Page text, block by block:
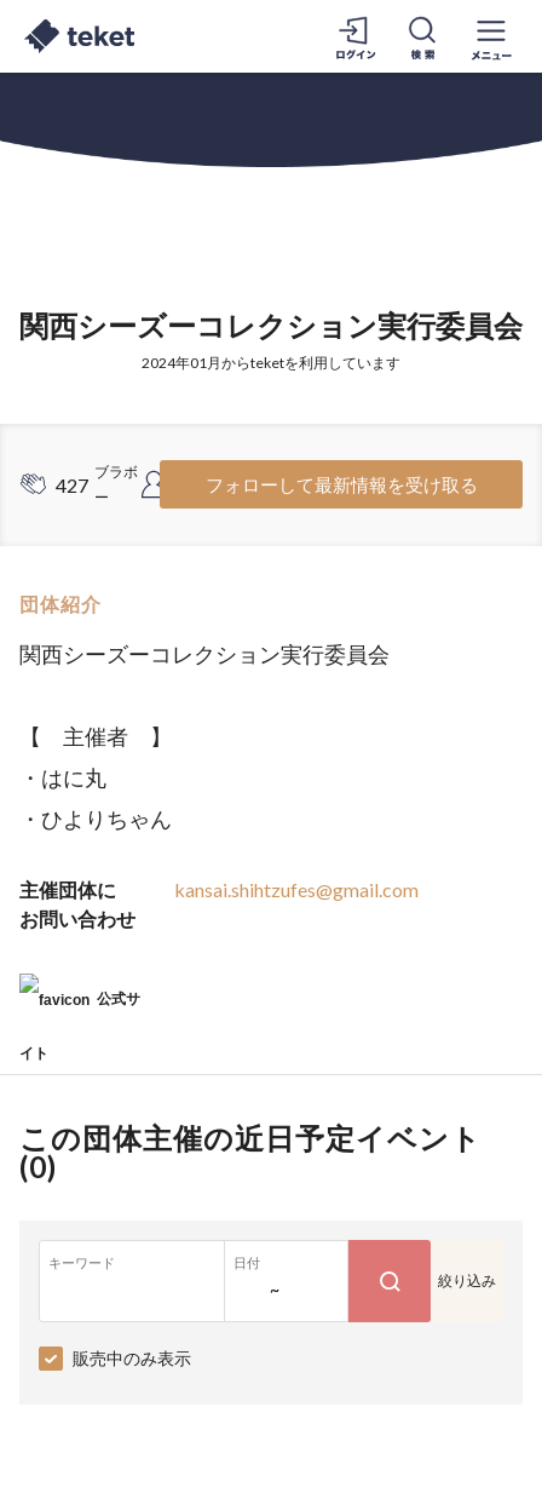
関西シーズーコレクション実行委員会
2024年01月からteketを利用しています
427
ブラボ
ー
205
ワー
フォローして最新情報を受け取る
団体紹介
関西シーズーコレクション実行委員会
【 主催者 】
・はに丸
・ひよりちゃん
主催団体に
お問い合わせ
kansai.shihtzufes@gmail.com
公式サ
イト
この団体主催の近日予定イベント
(0)
キーワード 日付
~ 絞り込み
販売中のみ表示